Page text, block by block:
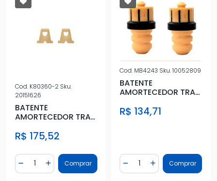
Cod. K80360-2 Sku.
20151626
BATENTE
AMORTECEDOR TRAS
R$ 175,52
Diminuir Quantidade
Quantidade
Adicionar Quantidade
Comprar
Cod. MB4243 Sku.10052809
BATENTE
AMORTECEDOR TRAS
C3 2012/
R$ 134,71
Diminuir Quantidade
Quantidade
AdicionarComprar